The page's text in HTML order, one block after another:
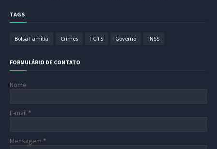
TAGS
Bolsa Família Crimes FGTS Governo INSS
FORMULÁRIO DE CONTATO
Nome
E-mail *
Mensagem *